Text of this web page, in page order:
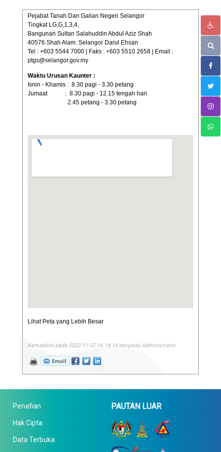
Pejabat Tanah Dan Galian Negeri Selangor
Tingkat LG,G,1,3,4,
Bangunan Sultan Salahuddin Abdul Aziz Shah
40576 Shah Alam. Selangor Darul Ehsan
Tel : +603 5544 7000 | Faks : +603 5510 2658 | Email :
ptgs@selangor.gov.my
Waktu Urusan Kaunter :
Isnin - Khamis : 8.30 pagi - 3.30 petang
Jumaat : 8.30 pagi - 12.15 tengah hari
2.45 petang - 3.30 petang
Lihat Peta yang Lebih Besar
Kemaskini pada 2022-11-22 16:18:14 daripada Administrator
Penafian
Hak Cipta
Data Terbuka
PAUTAN LUAR